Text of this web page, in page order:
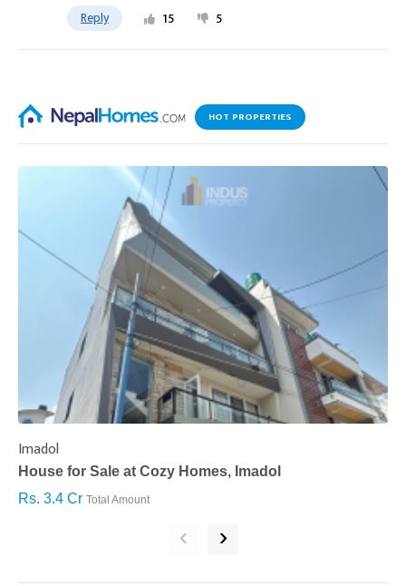
Reply 15 5
HOT PROPERTIES
Imadol
House for Sale at Cozy Homes, Imadol
Rs. 3.4 Cr Total Amount
‹ ›